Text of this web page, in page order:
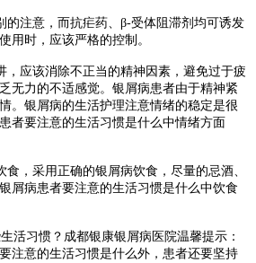
注意，而抗疟药、β-受体阻滞剂均可诱发
用时，应该严格的控制。
应该消除不正当的精神因素，避免过于疲
无力的不适感觉。银屑病患者由于精神紧
。银屑病的生活护理注意情绪的稳定是很
者要注意的生活习惯是什么中情绪方面
，采用正确的银屑病饮食，尽量的忌酒、
屑病患者要注意的生活习惯是什么中饮食
活习惯？成都银康银屑病医院温馨提示：
注意的生活习惯是什么外，患者还要坚持